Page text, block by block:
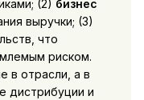
(2) бизнес
выручки; (3)
что
риском.
в отрасли, а в
дистрибуции и